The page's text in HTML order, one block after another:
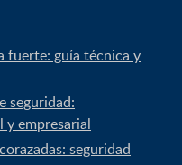
fuerte: guía técnica y
seguridad:
y empresarial
seguridad